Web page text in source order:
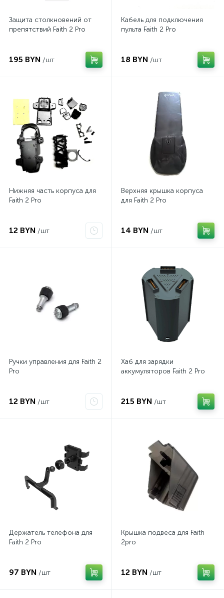
Защита столкновений от
препятствий Faith 2 Pro
195 BYN /шт
Кабель для подключения
пульта Faith 2 Pro
18 BYN /шт
Нижняя часть корпуса для
Faith 2 Pro
12 BYN /шт
Верхняя крышка корпуса
для Faith 2 Pro
14 BYN /шт
Ручки управления для Faith 2
Pro
12 BYN /шт
Хаб для зарядки
аккумуляторов Faith 2 Pro
215 BYN /шт
Держатель телефона для
Faith 2 Pro
97 BYN /шт
Крышка подвеса для Faith
2pro
12 BYN /шт